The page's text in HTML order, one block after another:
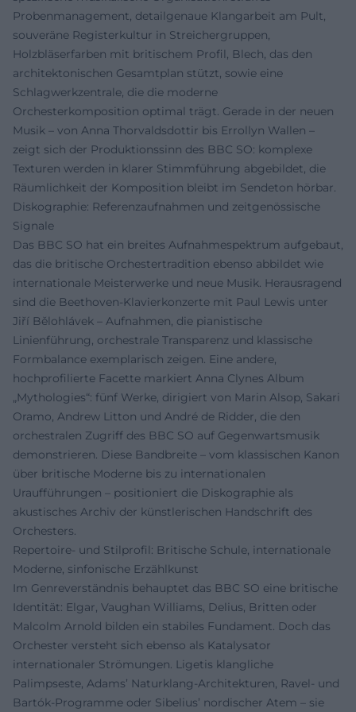
Probenmanagement, detailgenaue Klangarbeit am Pult,
souveräne Registerkultur in Streichergruppen,
Holzbläserfarben mit britischem Profil, Blech, das den
architektonischen Gesamtplan stützt, sowie eine
Schlagwerkzentrale, die die moderne
Orchesterkomposition optimal trägt. Gerade in der neuen
Musik – von Anna Thorvaldsdottir bis Errollyn Wallen –
zeigt sich der Produktionssinn des BBC SO: komplexe
Texturen werden in klarer Stimmführung abgebildet, die
Räumlichkeit der Komposition bleibt im Sendeton hörbar.
Diskographie: Referenzaufnahmen und zeitgenössische
Signale
Das BBC SO hat ein breites Aufnahmespektrum aufgebaut,
das die britische Orchestertradition ebenso abbildet wie
internationale Meisterwerke und neue Musik. Herausragend
sind die Beethoven-Klavierkonzerte mit Paul Lewis unter
Jiří Bělohlávek – Aufnahmen, die pianistische
Linienführung, orchestrale Transparenz und klassische
Formbalance exemplarisch zeigen. Eine andere,
hochprofilierte Facette markiert Anna Clynes Album
„Mythologies“: fünf Werke, dirigiert von Marin Alsop, Sakari
Oramo, Andrew Litton und André de Ridder, die den
orchestralen Zugriff des BBC SO auf Gegenwartsmusik
demonstrieren. Diese Bandbreite – vom klassischen Kanon
über britische Moderne bis zu internationalen
Uraufführungen – positioniert die Diskographie als
akustisches Archiv der künstlerischen Handschrift des
Orchesters.
Repertoire- und Stilprofil: Britische Schule, internationale
Moderne, sinfonische Erzählkunst
Im Genreverständnis behauptet das BBC SO eine britische
Identität: Elgar, Vaughan Williams, Delius, Britten oder
Malcolm Arnold bilden ein stabiles Fundament. Doch das
Orchester versteht sich ebenso als Katalysator
internationaler Strömungen. Ligetis klangliche
Palimpseste, Adams’ Naturklang-Architekturen, Ravel- und
Bartók-Programme oder Sibelius’ nordischer Atem – sie